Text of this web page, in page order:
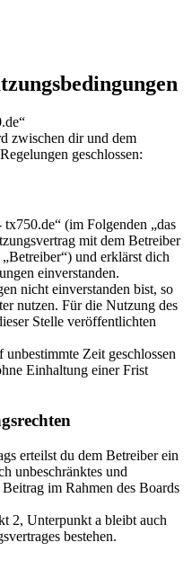
zwischen dir und dem
geschlossen:
(im Folgenden „das
mit dem Betreiber
und erklärst dich
einverstanden.
nicht einverstanden bist, so
nutzen. Für die Nutzung des
Stelle veröffentlichten
Zeit geschlossen
Einhaltung einer Frist
erteilst du dem Betreiber ein
unbeschränktes und
im Rahmen des Boards
2, Unterpunkt a bleibt auch
bestehen.